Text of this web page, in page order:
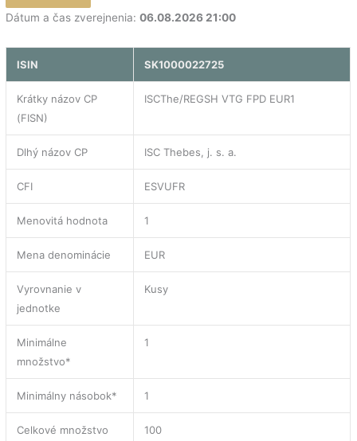
Dátum a čas zverejnenia:06.08.2026 21:00
ISIN SK1000022725
Krátky názov CP
(FISN)
ISCThe/REGSH VTG FPD EUR1
Dlhý názov CP ISC Thebes, j. s. a.
CFI ESVUFR
Menovitá hodnota 1
Mena denominácie EUR
Vyrovnanie v
jednotke
Kusy
Minimálne
množstvo*
1
Minimálny násobok* 1
Celkové množstvo
100